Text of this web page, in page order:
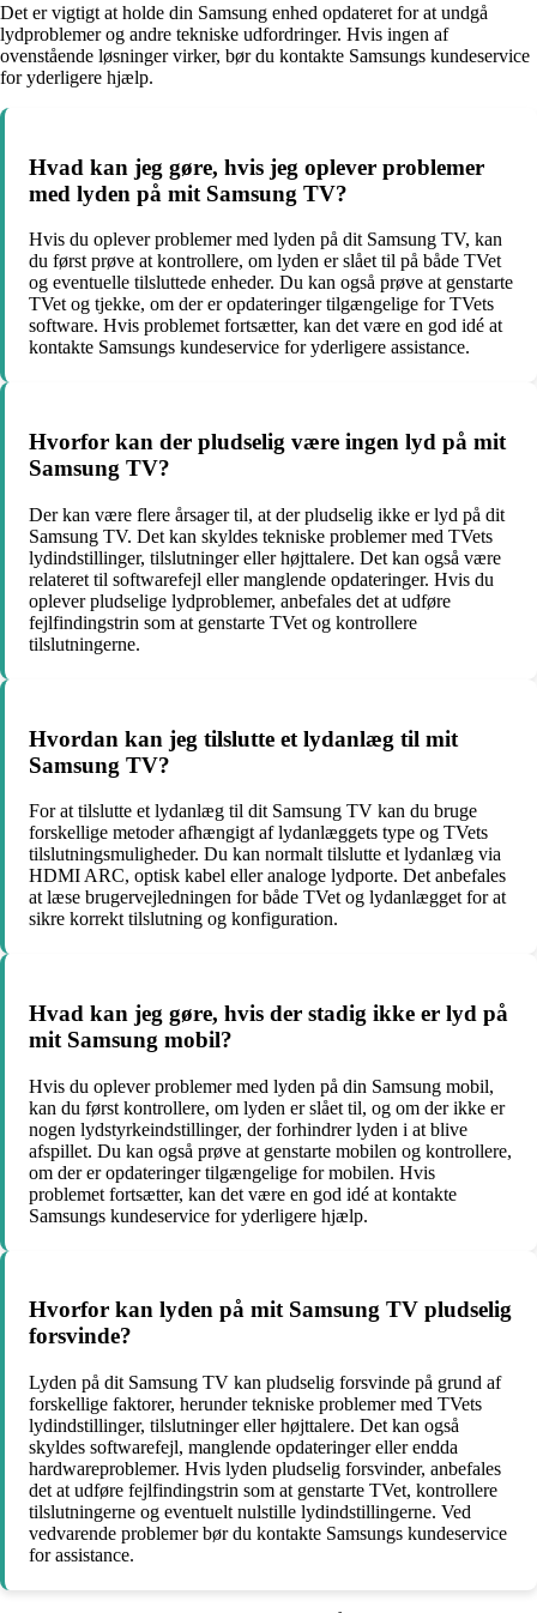
Det er vigtigt at holde din Samsung enhed opdateret for at undgå
lydproblemer og andre tekniske udfordringer. Hvis ingen af
ovenstående løsninger virker, bør du kontakte Samsungs kundeservice
for yderligere hjælp.
Hvad kan jeg gøre, hvis jeg oplever problemer
med lyden på mit Samsung TV?
Hvis du oplever problemer med lyden på dit Samsung TV, kan
du først prøve at kontrollere, om lyden er slået til på både TVet
og eventuelle tilsluttede enheder. Du kan også prøve at genstarte
TVet og tjekke, om der er opdateringer tilgængelige for TVets
software. Hvis problemet fortsætter, kan det være en god idé at
kontakte Samsungs kundeservice for yderligere assistance.
Hvorfor kan der pludselig være ingen lyd på mit
Samsung TV?
Der kan være flere årsager til, at der pludselig ikke er lyd på dit
Samsung TV. Det kan skyldes tekniske problemer med TVets
lydindstillinger, tilslutninger eller højttalere. Det kan også være
relateret til softwarefejl eller manglende opdateringer. Hvis du
oplever pludselige lydproblemer, anbefales det at udføre
fejlfindingstrin som at genstarte TVet og kontrollere
tilslutningerne.
Hvordan kan jeg tilslutte et lydanlæg til mit
Samsung TV?
For at tilslutte et lydanlæg til dit Samsung TV kan du bruge
forskellige metoder afhængigt af lydanlæggets type og TVets
tilslutningsmuligheder. Du kan normalt tilslutte et lydanlæg via
HDMI ARC, optisk kabel eller analoge lydporte. Det anbefales
at læse brugervejledningen for både TVet og lydanlægget for at
sikre korrekt tilslutning og konfiguration.
Hvad kan jeg gøre, hvis der stadig ikke er lyd på
mit Samsung mobil?
Hvis du oplever problemer med lyden på din Samsung mobil,
kan du først kontrollere, om lyden er slået til, og om der ikke er
nogen lydstyrkeindstillinger, der forhindrer lyden i at blive
afspillet. Du kan også prøve at genstarte mobilen og kontrollere,
om der er opdateringer tilgængelige for mobilen. Hvis
problemet fortsætter, kan det være en god idé at kontakte
Samsungs kundeservice for yderligere hjælp.
Hvorfor kan lyden på mit Samsung TV pludselig
forsvinde?
Lyden på dit Samsung TV kan pludselig forsvinde på grund af
forskellige faktorer, herunder tekniske problemer med TVets
lydindstillinger, tilslutninger eller højttalere. Det kan også
skyldes softwarefejl, manglende opdateringer eller endda
hardwareproblemer. Hvis lyden pludselig forsvinder, anbefales
det at udføre fejlfindingstrin som at genstarte TVet, kontrollere
tilslutningerne og eventuelt nulstille lydindstillingerne. Ved
vedvarende problemer bør du kontakte Samsungs kundeservice
for assistance.